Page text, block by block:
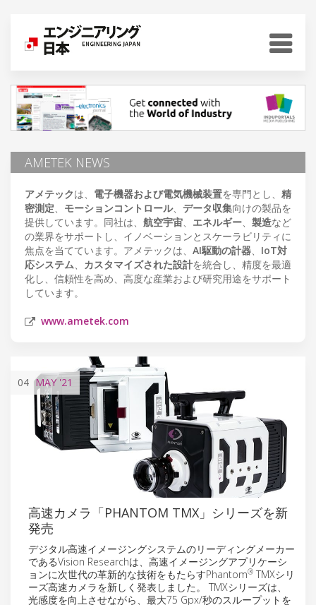
AMETEK NEWS
アメテックは、 電子機器および電気機械装置を専門とし、 精
密測定、 モーションコントロール、 データ収集向けの製品を
提供しています。同社は、 航空宇宙、 エネルギー、 製造など
の業界をサポートし、イノベーションとスケーラビリティに
焦点を当てています。アメテックは、 AI駆動の計器、 IoT対
応システム、 カスタマイズされた設計を統合し、精度を最適
化し、信頼性を高め、高度な産業および研究用途をサポート
しています。
www.ametek.com
04 MAY'21
高速カメラ「PHANTOM TMX」シリーズを新
発売
デジタル高速イメージングシステムのリーディングメーカー
であるVision Researchは、高速イメージングアプリケーシ
ョンに次世代の革新的な技術をもたらすPhantom® TMXシリ
ーズ高速カメラを新しく発表しました。 TMXシリーズは、
光感度を向上させながら、最大75 Gpx/秒のスループットを